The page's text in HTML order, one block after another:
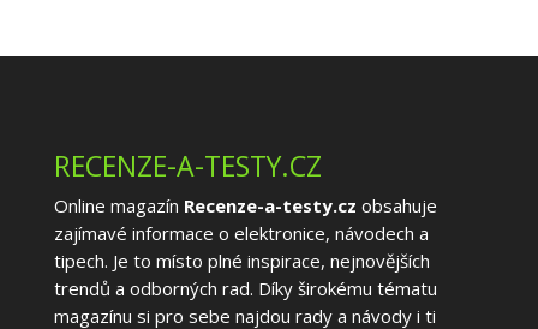
RECENZE-A-TESTY.CZ
Online magazín Recenze-a-testy.cz obsahuje
zajímavé informace o elektronice, návodech a
tipech. Je to místo plné inspirace, nejnovějších
trendů a odborných rad. Díky širokému tématu
magazínu si pro sebe najdou rady a návody i ti